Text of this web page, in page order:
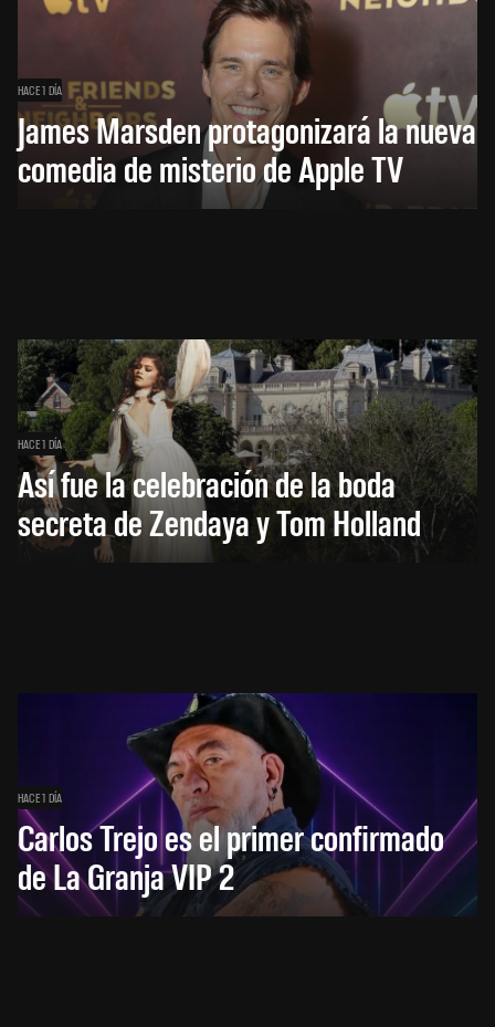
HACE 1 DÍA
James Marsden protagonizará la nueva
comedia de misterio de Apple TV
HACE 1 DÍA
Así fue la celebración de la boda
secreta de Zendaya y Tom Holland
HACE 1 DÍA
Carlos Trejo es el primer confirmado
de La Granja VIP 2